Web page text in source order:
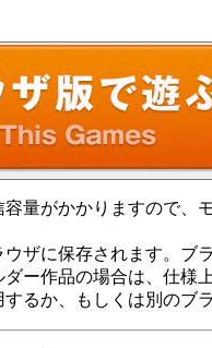
容量がかかりますので
ザに保存されます。ブ
ー作品の場合は、仕
るか、もしくは別のブ